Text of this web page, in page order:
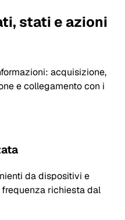
stati e azioni
acquisizione,
e collegamento con i
da dispositivi e
richiesta dal